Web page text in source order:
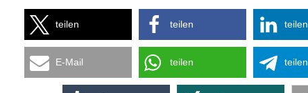
teilen teilen teilen
E-Mail teilen teilen